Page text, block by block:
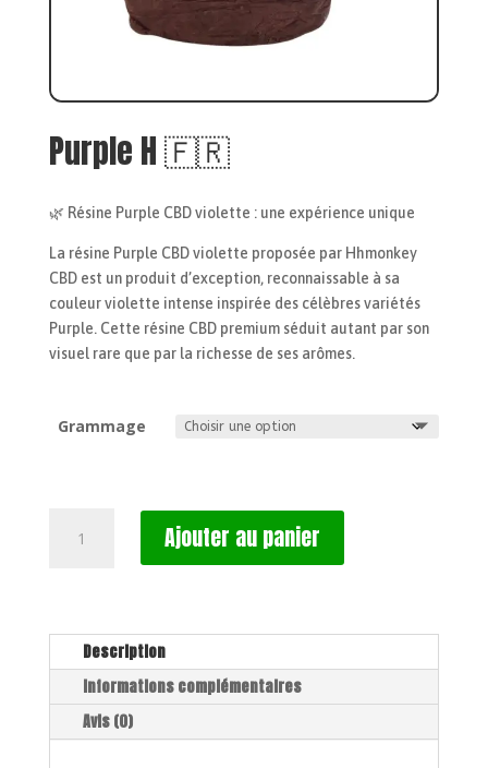
Purple H 🇫🇷
🌿 Résine Purple CBD violette : une expérience unique
La résine Purple CBD violette proposée par Hhmonkey
CBD est un produit d’exception, reconnaissable à sa
couleur violette intense inspirée des célèbres variétés
Purple. Cette résine CBD premium séduit autant par son
visuel rare que par la richesse de ses arômes.
Grammage
Ajouter au panier
Description
Informations complémentaires
Avis (0)